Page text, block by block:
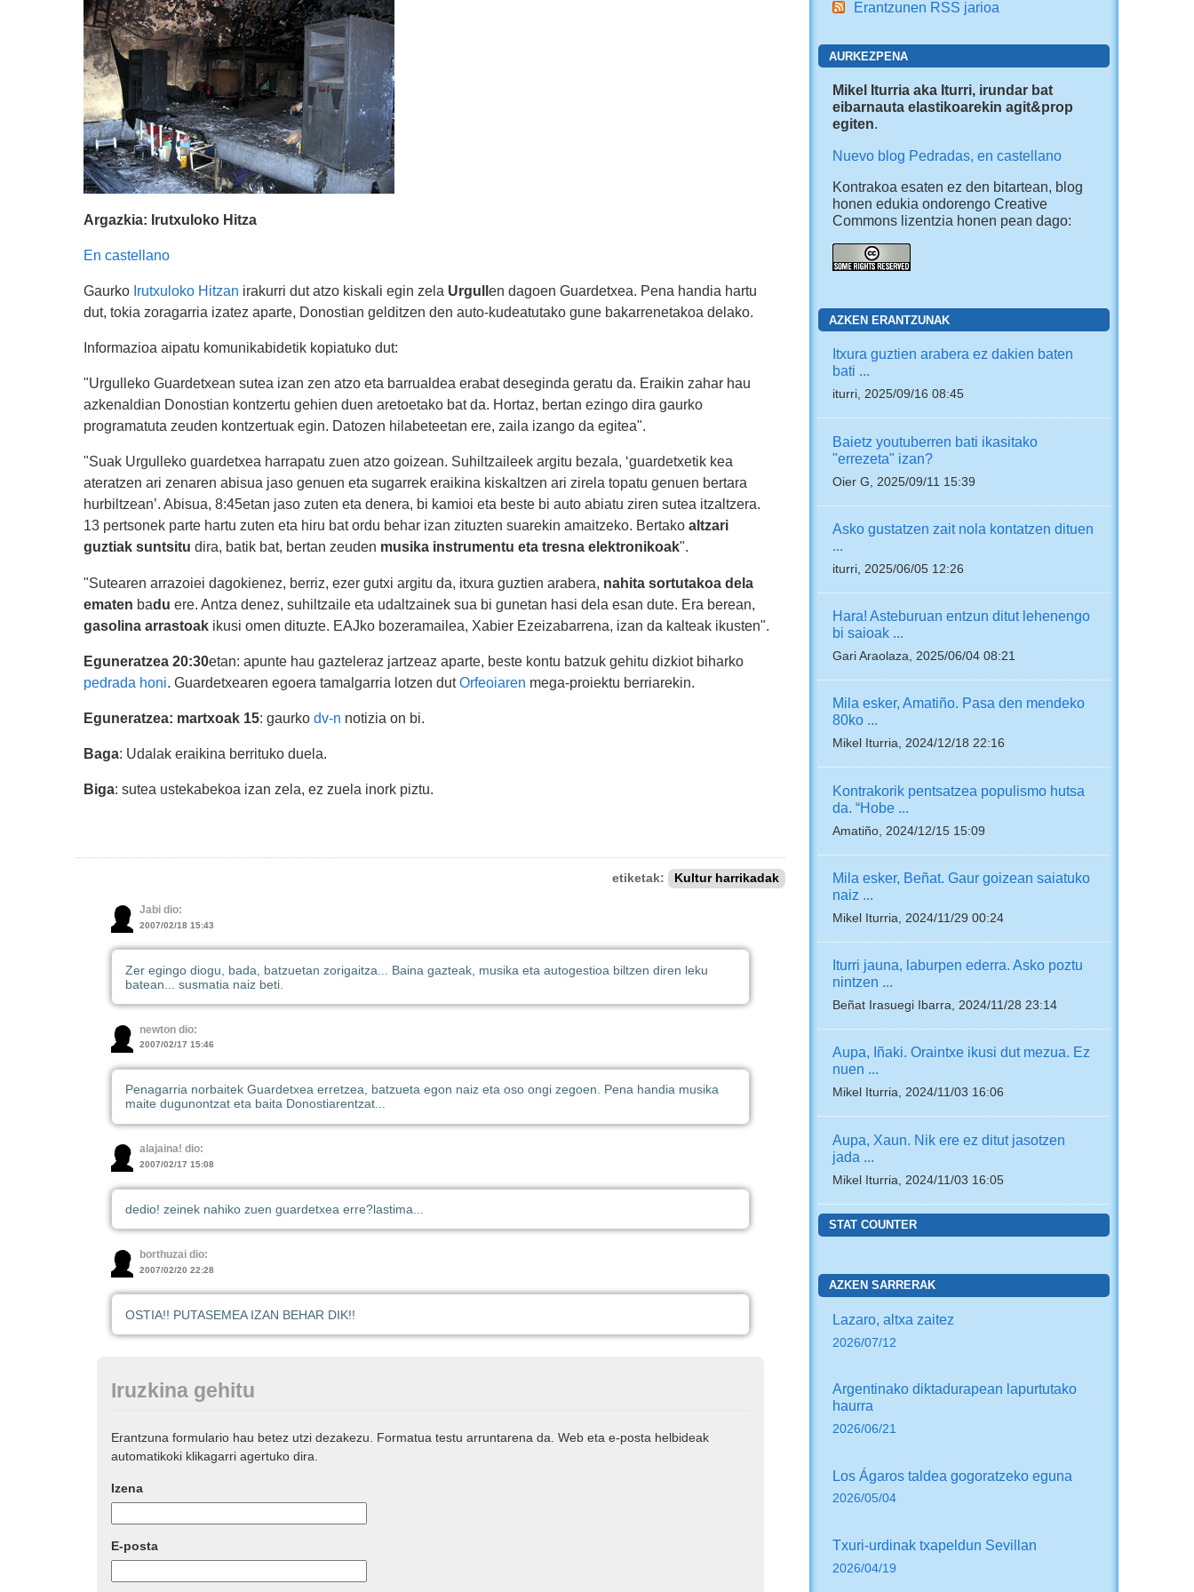
Argazkia: Irutxuloko Hitza
En castellano
Gaurko Irutxuloko Hitzan irakurri dut atzo kiskali egin zela Urgullen dagoen Guardetxea. Pena handia hartu
dut, tokia zoragarria izatez aparte, Donostian gelditzen den auto-kudeatutako gune bakarrenetakoa delako.
Informazioa aipatu komunikabidetik kopiatuko dut:
"Urgulleko Guardetxean sutea izan zen atzo eta barrualdea erabat deseginda geratu da. Eraikin zahar hau
azkenaldian Donostian kontzertu gehien duen aretoetako bat da. Hortaz, bertan ezingo dira gaurko
programatuta zeuden kontzertuak egin. Datozen hilabeteetan ere, zaila izango da egitea".
"Suak Urgulleko guardetxea harrapatu zuen atzo goizean. Suhiltzaileek argitu bezala, ‘guardetxetik kea
ateratzen ari zenaren abisua jaso genuen eta sugarrek eraikina kiskaltzen ari zirela topatu genuen bertara
hurbiltzean’. Abisua, 8:45etan jaso zuten eta denera, bi kamioi eta beste bi auto abiatu ziren sutea itzaltzera.
13 pertsonek parte hartu zuten eta hiru bat ordu behar izan zituzten suarekin amaitzeko. Bertako altzari
guztiak suntsitu dira, batik bat, bertan zeuden musika instrumentu eta tresna elektronikoak".
"Sutearen arrazoiei dagokienez, berriz, ezer gutxi argitu da, itxura guztien arabera, nahita sortutakoa dela
ematen badu ere. Antza denez, suhiltzaile eta udaltzainek sua bi gunetan hasi dela esan dute. Era berean,
gasolina arrastoakikusi omen dituzte. EAJko bozeramailea, Xabier Ezeizabarrena, izan da kalteak ikusten".
Eguneratzea 20:30etan: apunte hau gazteleraz jartzeaz aparte, beste kontu batzuk gehitu dizkiot biharko
pedrada honi. Guardetxearen egoera tamalgarria lotzen dutOrfeoiaren mega-proiektu berriarekin.
Eguneratzea: martxoak 15: gaurko dv-n notizia on bi.
Baga: Udalak eraikina berrituko duela.
Biga: sutea ustekabekoa izan zela, ez zuela inork piztu.
etiketak: Kultur harrikadak
Jabi dio:
2007/02/18 15:43
Zer egingo diogu, bada, batzuetan zorigaitza... Baina gazteak, musika eta autogestioa biltzen diren leku
batean... susmatia naiz beti.
newton dio:
2007/02/17 15:46
Penagarria norbaitek Guardetxea erretzea, batzueta egon naiz eta oso ongi zegoen. Pena handia musika
maite dugunontzat eta baita Donostiarentzat...
alajaina! dio:
2007/02/17 15:08
dedio! zeinek nahiko zuen guardetxea erre?lastima...
borthuzai dio:
2007/02/20 22:28
OSTIA!! PUTASEMEA IZAN BEHAR DIK!!
Iruzkina gehitu
Erantzuna formulario hau betez utzi dezakezu. Formatua testu arruntarena da. Web eta e-posta helbideak
automatikoki klikagarri agertuko dira.
Izena
E-posta
Erantzunen RSS jarioa
AURKEZPENA
Mikel Iturria aka Iturri, irundar bat
eibarnauta elastikoarekin agit&prop
egiten.
Nuevo blog Pedradas, en castellano
Kontrakoa esaten ez den bitartean, blog
honen edukia ondorengo Creative
Commons lizentzia honen pean dago:
AZKEN ERANTZUNAK
Itxura guztien arabera ez dakien baten
bati ...
iturri, 2025/09/16 08:45
Baietz youtuberren bati ikasitako
"errezeta" izan?
Oier G, 2025/09/11 15:39
Asko gustatzen zait nola kontatzen dituen
...
iturri, 2025/06/05 12:26
Hara! Asteburuan entzun ditut lehenengo
bi saioak ...
Gari Araolaza, 2025/06/04 08:21
Mila esker, Amatiño. Pasa den mendeko
80ko ...
Mikel Iturria, 2024/12/18 22:16
Kontrakorik pentsatzea populismo hutsa
da. “Hobe ...
Amatiño, 2024/12/15 15:09
Mila esker, Beñat. Gaur goizean saiatuko
naiz ...
Mikel Iturria, 2024/11/29 00:24
Iturri jauna, laburpen ederra. Asko poztu
nintzen ...
Beñat Irasuegi Ibarra, 2024/11/28 23:14
Aupa, Iñaki. Oraintxe ikusi dut mezua. Ez
nuen ...
Mikel Iturria, 2024/11/03 16:06
Aupa, Xaun. Nik ere ez ditut jasotzen
jada ...
Mikel Iturria, 2024/11/03 16:05
STAT COUNTER
AZKEN SARRERAK
Lazaro, altxa zaitez
2026/07/12
Argentinako diktadurapean lapurtutako
haurra
2026/06/21
Los Ágaros taldea gogoratzeko eguna
2026/05/04
Txuri-urdinak txapeldun Sevillan
2026/04/19